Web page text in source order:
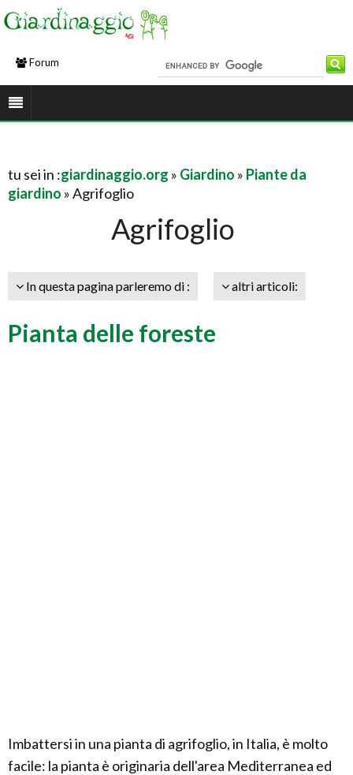
Forum
tu sei in :giardinaggio.org » Giardino » Piante da
giardino » Agrifoglio
Agrifoglio
In questa pagina parleremo di : altri articoli:
Pianta delle foreste
Imbattersi in una pianta di agrifoglio, in Italia, è molto
facile: la pianta è originaria dell'area Mediterranea ed